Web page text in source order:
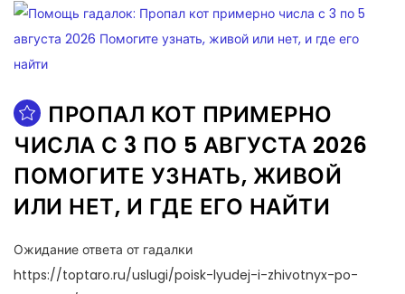
ПРОПАЛ КОТ ПРИМЕРНО
ЧИСЛА С 3 ПО 5 АВГУСТА 2026
ПОМОГИТЕ УЗНАТЬ, ЖИВОЙ
ИЛИ НЕТ, И ГДЕ ЕГО НАЙТИ
Ожидание ответа от гадалки
https://toptaro.ru/uslugi/poisk-lyudej-i-zhivotnyx-po-